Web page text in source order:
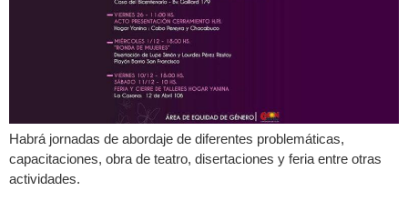
Habrá jornadas de abordaje de diferentes problemáticas,
capacitaciones, obra de teatro, disertaciones y feria entre otras
actividades.